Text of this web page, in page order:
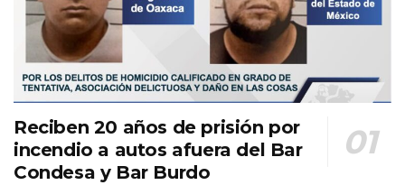
Reciben 20 años de prisión por
incendio a autos afuera del Bar
Condesa y Bar Burdo